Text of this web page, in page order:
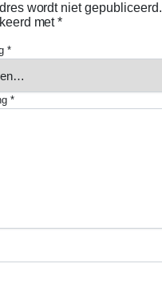
wordt niet gepubliceerd.
met*
*
*